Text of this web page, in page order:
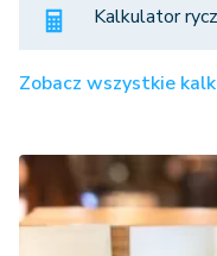
Kalkulator
Zobacz wszystkie